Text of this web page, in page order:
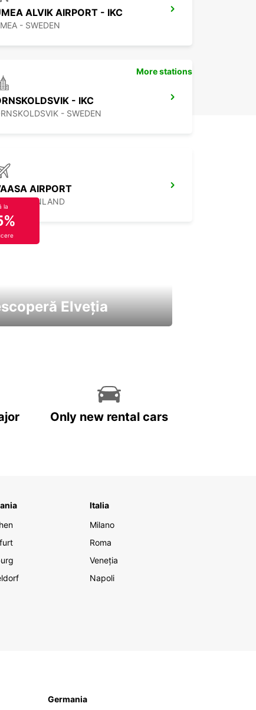
ALVIK AIRPORT - IKC
- SWEDEN
- IKC
- SWEDEN
AIRPORT
- FINLAND
More stations
la
Elveția
Only new rental cars
Italia
Milano
Roma
Veneția
Napoli
Germania